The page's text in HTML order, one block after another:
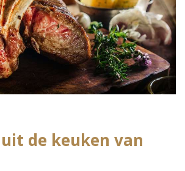
de keuken van